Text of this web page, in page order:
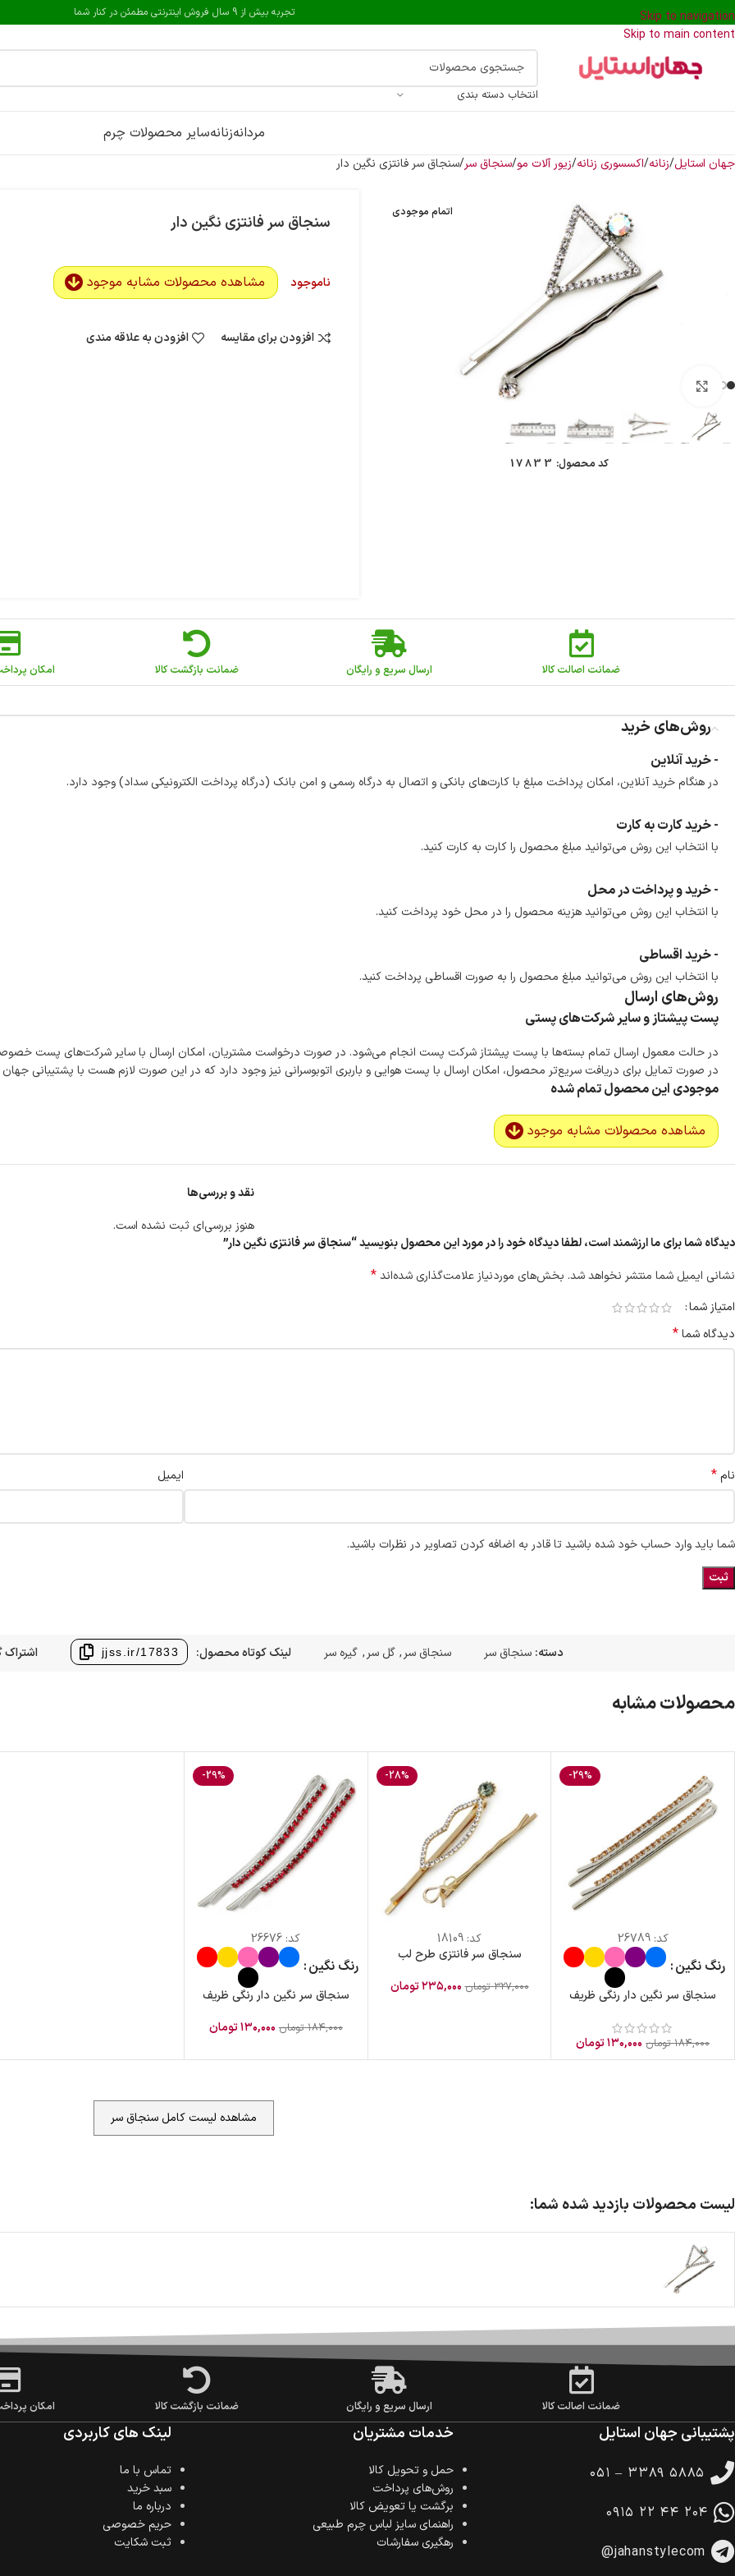
Skip to navigation
Skip to main content
تجربه بیش از 9 سال فروش اینترنتی مطمئن در کنار شما
انتخاب دسته بندی
مردانهزنانهسایر محصولات چرم
جهان استایل زنانه اکسسوری زنانه زیور آلات مو سنجاق سر سنجاق سر فانتزی نگین دار
اتمام موجودی
کد محصول: 17833
سنجاق سر فانتزی نگین دار
ناموجود مشاهده محصولات مشابه موجود
افزودن برای مقایسه افزودن به علاقه مندی
ضمانت اصالت کالا ارسال سریع و رایگان ضمانت بازگشت کالا امکان
روش‌های خرید
- خرید آنلاین
در هنگام خرید آنلاین، امکان پرداخت مبلغ با کارت‌های بانکی و اتصال به درگاه رسمی و امن بانک (درگاه پرداخت الکترونیکی سداد) وجود دارد.
- خرید کارت به کارت
با انتخاب این روش می‌توانید مبلغ محصول را کارت به کارت کنید.
- خرید و پرداخت در محل
با انتخاب این روش می‌توانید هزینه محصول را در محل خود پرداخت کنید.
- خرید اقساطی
با انتخاب این روش می‌توانید مبلغ محصول را به صورت اقساطی پرداخت کنید.
روش‌های ارسال
پست پیشتاز و سایر شرکت‌های پستی
در حالت معمول ارسال تمام بسته‌ها با پست پیشتاز شرکت پست انجام می‌شود. در صورت درخواست مشتریان، امکان ارسال با سایر شرکت‌های پست
در صورت تمایل برای دریافت سریع‌تر محصول، امکان ارسال با پست هوایی و باربری اتوبوسرانی نیز وجود دارد که در این صورت لازم هست با پشتیبانی
موجودی این محصول تمام شده
مشاهده محصولات مشابه موجود
نقد و بررسی‌ها
هنوز بررسی‌ای ثبت نشده است.
دیدگاه شما برای ما ارزشمند است، لطفا دیدگاه خود را در مورد این محصول بنویسید “سنجاق سر فانتزی نگین دار”
نشانی ایمیل شما منتشر نخواهد شد. بخش‌های موردنیاز علامت‌گذاری شده‌اند*
امتیاز شما
دیدگاه شما*
نام* ایمیل
شما باید وارد حساب خود شده باشید تا قادر به اضافه کردن تصاویر در نظرات باشید.
دسته: سنجاق سر سنجاق سر , گل سر , گیره سر لینک کوتاه محصول: jjss.ir/17833 اشتراک
محصولات مشابه
-29%
کد:26789
رنگ نگین
سنجاق سر نگین دار رنگی ظریف
۱۸۴,۰۰۰ تومان ۱۳۰,۰۰۰تومان
-28%
کد: 18109
سنجاق سر فانتزی طرح لب
۳۲۷,۰۰۰ تومان ۲۳۵,۰۰۰تومان
-29%
کد: 26676
رنگ نگین
سنجاق سر نگین دار رنگی ظریف
۱۸۴,۰۰۰ تومان ۱۳۰,۰۰۰تومان
مشاهده لیست کامل سنجاق سر
لیست محصولات بازدید شده شما:
ضمانت اصالت کالا ارسال سریع و رایگان ضمانت بازگشت کالا امکان
پشتیبانی جهان استایل
۰۵۱ – ۳۳۸۹ ۵۸۸۵
۰۹۱۵ ۲۲ ۴۴ ۲۰۴
@jahanstylecom
خدمات مشتریان
حمل‌ و تحویل کالا
روش‌های پرداخت
برگشت یا تعویض کالا
راهنمای سایز لباس چرم طبیعی
رهگیری سفارشات
لینک های کاربردی
تماس با ما
سبد خرید
درباره ما
حریم خصوصی
ثبت شکایت